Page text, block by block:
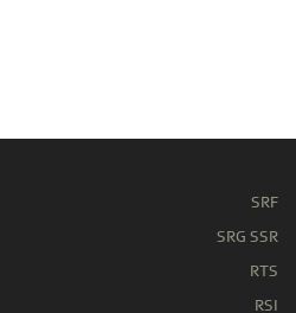
SRF
SRG SSR
RTS
RSI